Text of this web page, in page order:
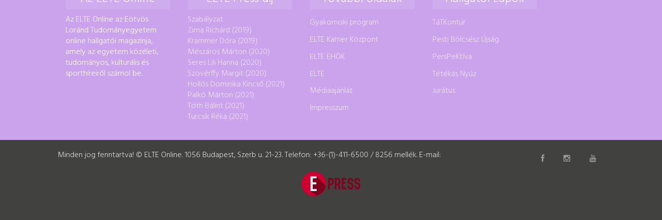
Az ELTE Online az Eötvös
Loránd Tudományegyetem
online hallgatói magazinja,
amely az egyetem közéleti,
tudományos, kulturális és
sporthíreiről számol be.
Szabályzat
Zima Richárd (2019)
Krammer Dóra (2019)
Mészáros Márton (2020)
Seres Lili Hanna (2020)
Szövérffy Margit (2020)
Hollós Dominika Kincső (2021)
Palkó Márton (2021)
Tóth Bálint (2021)
Turcsik Réka (2021)
Gyakornoki program
ELTE Karrier Központ
ELTE EHÖK
ELTE
Médiaajánlat
Impresszum
TáTKontúr
Pesti Bölcsész Újság
PersPeKtíva
Tétékás Nyúz
Jurátus
Minden jog fenntartva! © ELTE Online. 1056 Budapest, Szerb u. 21-23. Telefon: +36-(1)-411-6500 / 8256 mellék. E-mail: